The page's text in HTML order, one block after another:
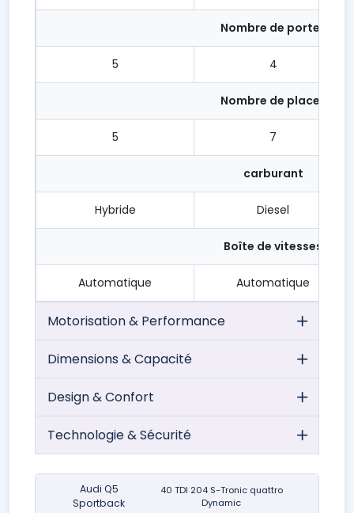
Nombre de portes
5 4
Nombre de places
5 7
carburant
Hybride Diesel
Boîte de vitesses
Automatique Automatique
Motorisation & Performance
Dimensions & Capacité
Design & Confort
Technologie & Sécurité
Audi Q5
Sportback
40 TDI 204 S-Tronic quattro
Dynamic